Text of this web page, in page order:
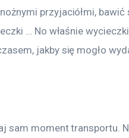
przyjaciółmi, bawić
… No właśnie
jakby się mogło
sam moment transportu.